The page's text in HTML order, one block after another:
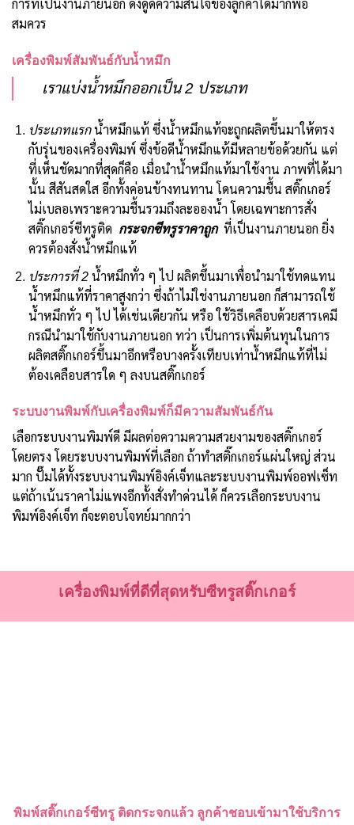
การที่เป็นงานภายนอก ดึงดูดความสนใจของลูกค้าได้มากพอ
สมควร
เครื่องพิมพ์สัมพันธ์กับน้ำหมึก
เราแบ่งน้ำหมึกออกเป็น 2 ประเภท
ประเภทแรกน้ำหมึกแท้ ซึ่งน้ำหมึกแท้จะถูกผลิตขึ้นมาให้ตรง
กับรุ่นของเครื่องพิมพ์ ซึ่งข้อดีน้ำหมึกแท้มีหลายข้อด้วยกัน แต่
ที่เห็นชัดมากที่สุดก็คือ เมื่อนำน้ำหมึกแท้มาใช้งาน ภาพที่ได้มา
นั้น สีสันสดใส อีกทั้งค่อนข้างทนทาน โดนความชื้น สติ๊กเกอร์
ไม่เบลอเพราะความชื้นรวมถึงละอองน้ำ โดยเฉพาะการสั่ง
สติ๊กเกอร์ซีทรูติด กระจกซีทรูราคาถูก ที่เป็นงานภายนอก ยิ่ง
ควรต้องสั่งน้ำหมึกแท้
ประการที่ 2น้ำหมึกทั่ว ๆ ไป ผลิตขึ้นมาเพื่อนำมาใช้ทดแทน
น้ำหมึกแท้ที่ราคาสูงกว่า ซึ่งถ้าไม่ใช่งานภายนอก ก็สามารถใช้
น้ำหมึกทั่ว ๆ ไป ได้เช่นเดียวกัน หรือ ใช้วิธีเคลือบด้วยสารเคมี
กรณีนำมาใช้กับงานภายนอก ทว่า เป็นการเพิ่มต้นทุนในการ
ผลิตสติ๊กเกอร์ขึ้นมาอีกหรือบางครั้งเทียบเท่าน้ำหมึกแท้ที่ไม่
ต้องเคลือบสารใด ๆ ลงบนสติ๊กเกอร์
ระบบงานพิมพ์กับเครื่องพิมพ์ก็มีความสัมพันธ์กัน
เลือกระบบงานพิมพ์ดี มีผลต่อความความสวยงามของสติ๊กเกอร์
โดยตรง โดยระบบงานพิมพ์ที่เลือก ถ้าทำสติ๊กเกอร์แผ่นใหญ่ ส่วน
มาก ปั๊มได้ทั้งระบบงานพิมพ์อิงค์เจ็ทและระบบงานพิมพ์ออฟเซ็ท
แต่ถ้าเน้นราคาไม่แพงอีกทั้งสั่งทำด่วนได้ ก็ควรเลือกระบบงาน
พิมพ์อิงค์เจ็ท ก็จะตอบโจทย์มากกว่า
เครื่องพิมพ์ที่ดีที่สุดหรับซีทรูสติ๊กเกอร์
พิมพ์สติ๊กเกอร์ซีทรู ติดกระจกแล้ว ลูกค้าชอบเข้ามาใช้บริการ